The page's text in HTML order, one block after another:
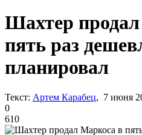
Шахтер
пять раз
планировал
Текст: Артем Карабец, 7 июня
0
610